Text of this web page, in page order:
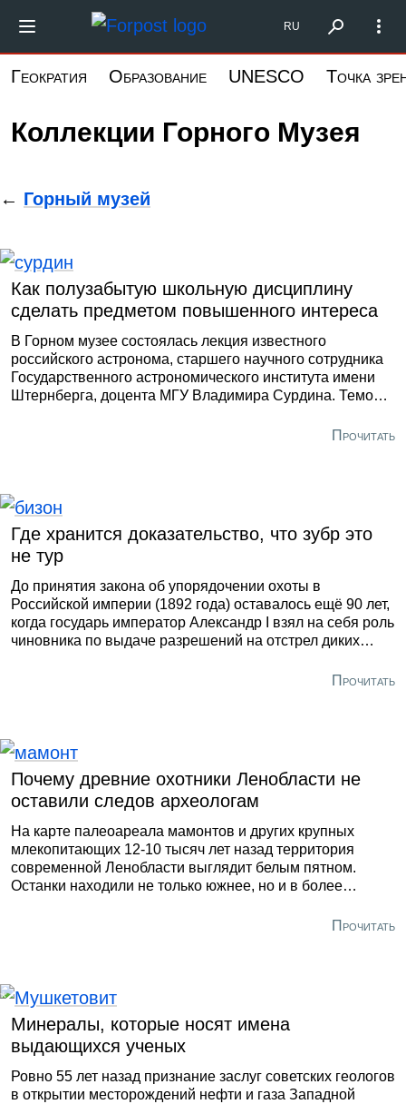
основному
Форпост Северо-Запад
RU
Геократия Образование UNESCO Точка
Коллекции Горного Музея
← Горный музей
Как полузабытую школьную дисциплину
сделать предметом повышенного интереса
В Горном музее состоялась лекция известного
российского астронома, старшего научного сотрудника
Государственного астрономического института имени
Штернберга, доцента МГУ Владимира Сурдина. Темой
Прочитать
Где хранится доказательство, что зубр это
не тур
До принятия закона об упорядочении охоты в
Российской империи (1892 года) оставалось ещё 90 лет,
когда государь император Александр I взял на себя роль
чиновника по выдаче разрешений на отстрел диких
одной местности – Беловежской пущи, и одного вида –
парнокопытных. Их берегли, как национальное
рассчитывать лишь музеи и университеты.
Прочитать
Почему древние охотники Ленобласти не
оставили следов археологам
На карте палеоареала мамонтов и других крупных
млекопитающих 12-10 тысяч лет назад территория
современной Ленобласти выглядит белым пятном.
Останки находили не только южнее, но и в более
запад на многие десятки тысяч километров лишёнПрочитать
Минералы, которые носят имена
выдающихся ученых
Ровно 55 лет назад признание заслуг советских геологов
в открытии месторождений нефти и газа Западной